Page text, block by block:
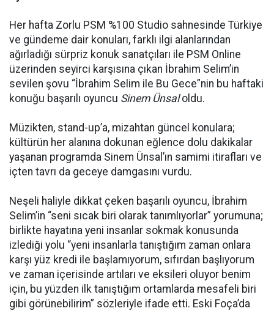
Her hafta Zorlu PSM %100 Studio sahnesinde Türkiye
ve gündeme dair konuları, farklı ilgi alanlarından
ağırladığı sürpriz konuk sanatçıları ile PSM Online
üzerinden seyirci karşısına çıkan İbrahim Selim’in
sevilen şovu “İbrahim Selim ile Bu Gece”nin bu haftaki
konuğu başarılı oyuncu Sinem Ünsaloldu.
Müzikten, stand-up’a, mizahtan güncel konulara;
kültürün her alanına dokunan eğlence dolu dakikalar
yaşanan programda Sinem Ünsal’ın samimi itirafları ve
içten tavrı da geceye damgasını vurdu.
Neşeli haliyle dikkat çeken başarılı oyuncu, İbrahim
Selim’in “seni sıcak biri olarak tanımlıyorlar” yorumuna;
birlikte hayatına yeni insanlar sokmak konusunda
izlediği yolu “yeni insanlarla tanıştığım zaman onlara
karşı yüz kredi ile başlamıyorum, sıfırdan başlıyorum
ve zaman içerisinde artıları ve eksileri oluyor benim
için, bu yüzden ilk tanıştığım ortamlarda mesafeli biri
gibi görünebilirim” sözleriyle ifade etti. Eski Foça’da